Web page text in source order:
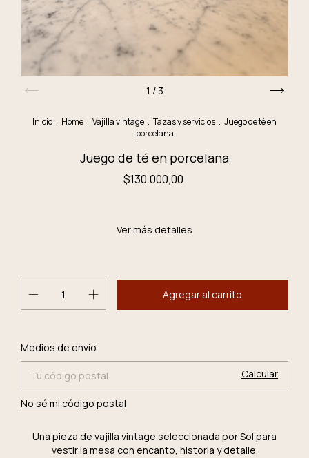
1 / 3
Inicio . Home . Vajilla vintage . Tazas y servicios . Juego de té en
porcelana
Juego de té en porcelana
$130.000,00
Ver más detalles
Entregas para el CP:
Medios de envío
Calcular
No sé mi código postal
Una pieza de vajilla vintage seleccionada por Sol para
vestir la mesa con encanto, historia y detalle.